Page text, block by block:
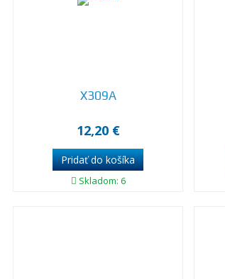
X309A
12,20 €
Skladom: 6